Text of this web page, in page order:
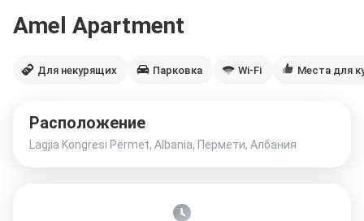
Amel Apartment
Для некурящих Парковка Wi-Fi Места для
Расположение
Lagjia Kongresi Përmet, Albania, Пермети, Албания